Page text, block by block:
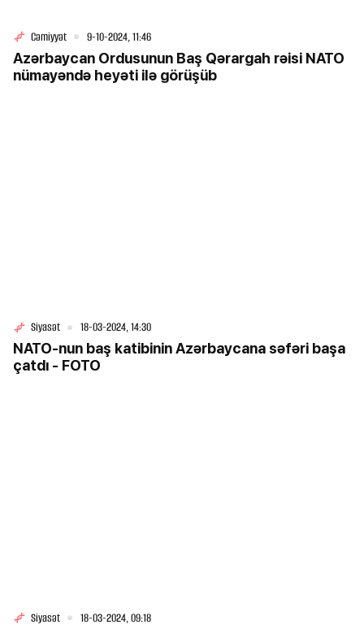
Cəmiyyət 9-10-2024, 11:46
Azərbaycan Ordusunun Baş Qərargah rəisi NATO
nümayəndə heyəti ilə görüşüb
Siyasət 18-03-2024, 14:30
NATO-nun baş katibinin Azərbaycana səfəri başa
çatdı - FOTO
Siyasət 18-03-2024, 09:18